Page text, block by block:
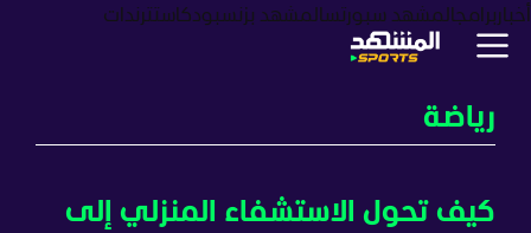
أخبار برامجالمشهد سبورتسالمشهد بزنسبودكاستترندات
رياضة
كيف تحول الاستشفاء المنزلي إلى